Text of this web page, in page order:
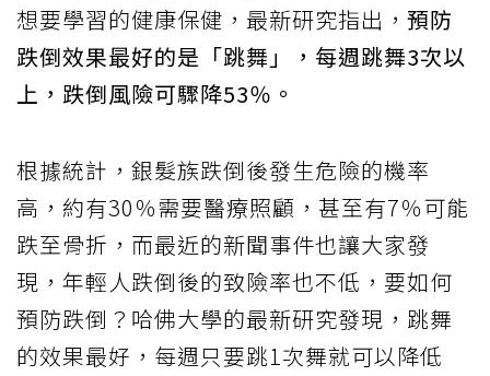
想要學習的健康保健，最新研究指出， 預防
跌倒效果最好的是「跳舞」，每週跳舞3次以
上，跌倒風險可驟降53％。
根據統計，銀髮族跌倒後發生危險的機率
高，約有30％需要醫療照顧，甚至有7％可能
跌至骨折，而最近的新聞事件也讓大家發
現，年輕人跌倒後的致險率也不低，要如何
預防跌倒？哈佛大學的最新研究發現，跳舞
的效果最好，每週只要跳1次舞就可以降低